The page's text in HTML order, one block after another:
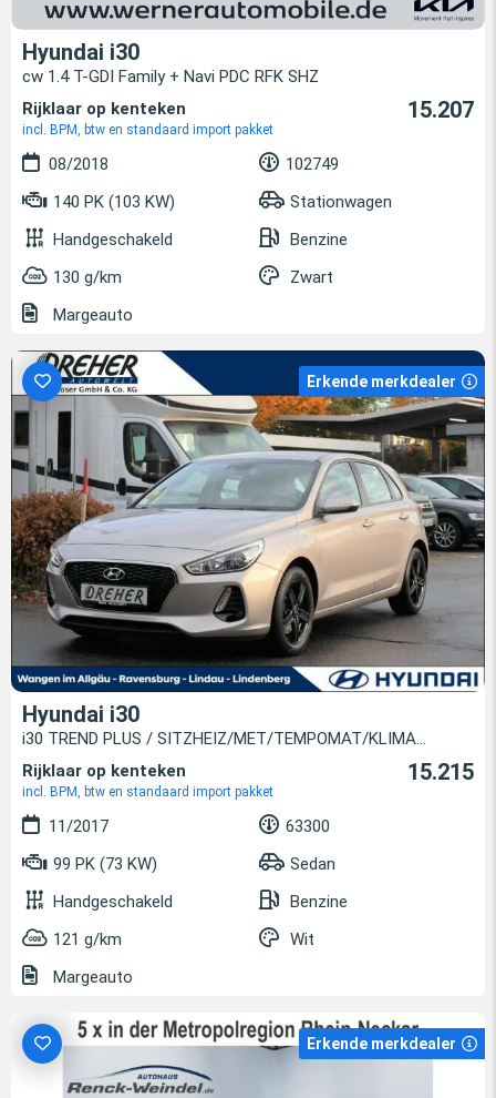
Hyundai i30
cw 1.4 T-GDI Family + Navi PDC RFK SHZ
Rijklaar op kenteken
incl. BPM, btw en standaard import pakket
15.207
08/2018
102749
140 PK (103 KW)
Stationwagen
Handgeschakeld
Benzine
130 g/km
Zwart
Margeauto
Erkende merkdealer
Hyundai i30
i30 TREND PLUS / SITZHEIZ/MET/TEMPOMAT/KLIMA...
Rijklaar op kenteken
incl. BPM, btw en standaard import pakket
15.215
11/2017
63300
99 PK (73 KW)
Sedan
Handgeschakeld
Benzine
121 g/km
Wit
Margeauto
Erkende merkdealer